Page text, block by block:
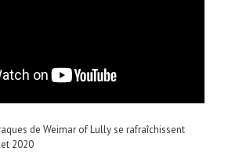
de Weimar of Lully se rafraîchissent
2020